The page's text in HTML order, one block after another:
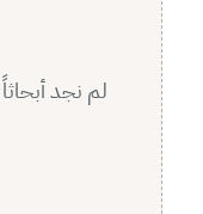
لم نجد